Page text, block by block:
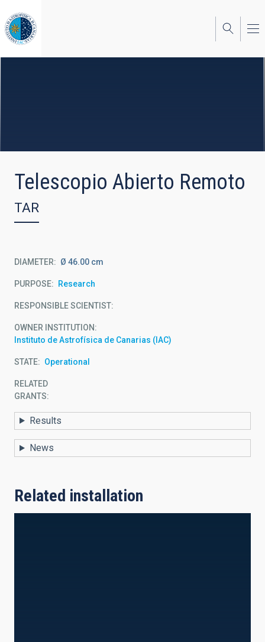
to
main
content
Telescopio Abierto Remoto
TAR
DIAMETER Ø 46.00 cm
PURPOSE Research
RESPONSIBLE SCIENTIST
OWNER INSTITUTION
Instituto de Astrofísica de Canarias (IAC)
STATE Operational
RELATED
GRANTS:
Results
News
Related installation